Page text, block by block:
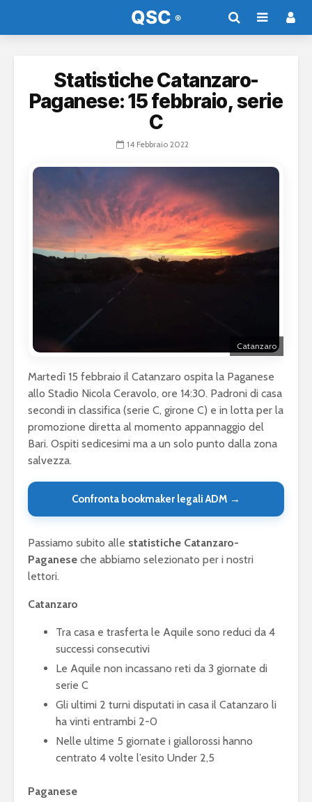
Statistiche Catanzaro-
Paganese: 15 febbraio, serie
C
14 Febbraio 2022
Catanzaro
Martedì 15 febbraio il Catanzaro ospita la Paganese
allo Stadio Nicola Ceravolo, ore 14:30. Padroni di casa
secondi in classifica (serie C, girone C) e in lotta per la
promozione diretta al momento appannaggio del
Bari. Ospiti sedicesimi ma a un solo punto dalla zona
salvezza.
Confronta bookmaker legali ADM →
Passiamo subito alle statistiche Catanzaro-
Paganese che abbiamo selezionato per i nostri
lettori.
Catanzaro
Tra casa e trasferta le Aquile sono reduci da 4
successi consecutivi
Le Aquile non incassano reti da 3 giornate di
serie C
Gli ultimi 2 turni disputati in casa il Catanzaro li
ha vinti entrambi 2-0
Nelle ultime 5 giornate i giallorossi hanno
centrato 4 volte l’esito Under 2,5
Paganese